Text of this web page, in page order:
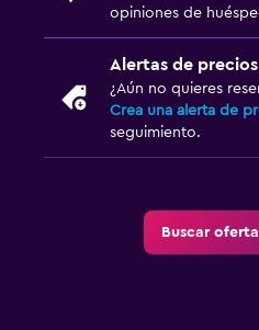
opiniones de
Alertas de precios
¿Aún no quieres
Crea una alerta de
seguimiento.
Buscar